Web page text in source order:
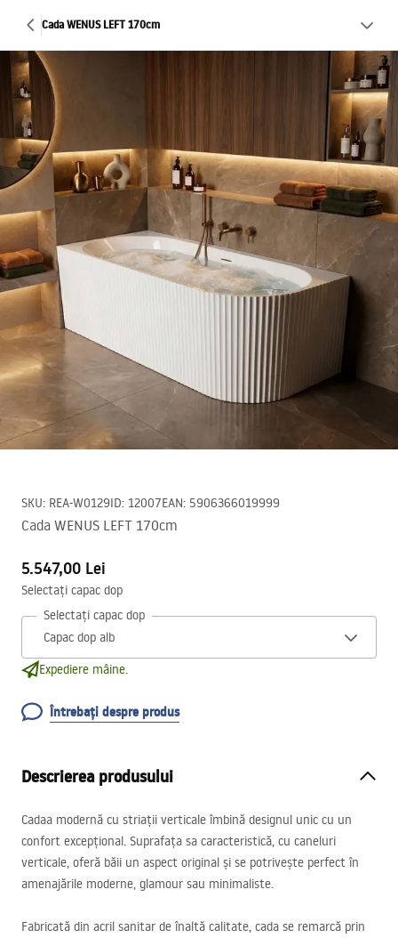
Cada WENUS LEFT 170cm
SKU: REA-W0129ID: 12007EAN: 5906366019999
Cada WENUS LEFT 170cm
5.547,00 Lei
Selectați capac dop
Selectați capac dop
Expediere mâine.
Întrebați despre produs
Descrierea produsului
Cadaa modernă cu striații verticale îmbină designul unic cu un
confort excepțional. Suprafața sa caracteristică, cu caneluri
verticale, oferă băii un aspect original și se potrivește perfect în
amenajările moderne, glamour sau minimaliste.
Fabricată din acril sanitar de înaltă calitate, cada se remarcă prin